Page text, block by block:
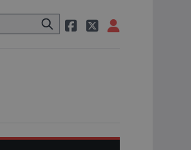
1994: Na americké městečko